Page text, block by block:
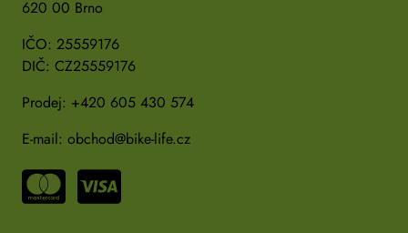
620 00 Brno
IČO: 25559176
DIČ: CZ25559176
Prodej: +420 605 430 574
E-mail: obchod@bike-life.cz